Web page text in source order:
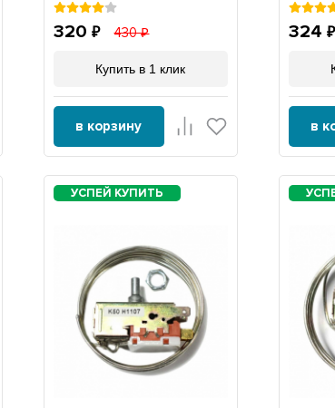
320 430
Купить в 1 клик
в корзину
324
в